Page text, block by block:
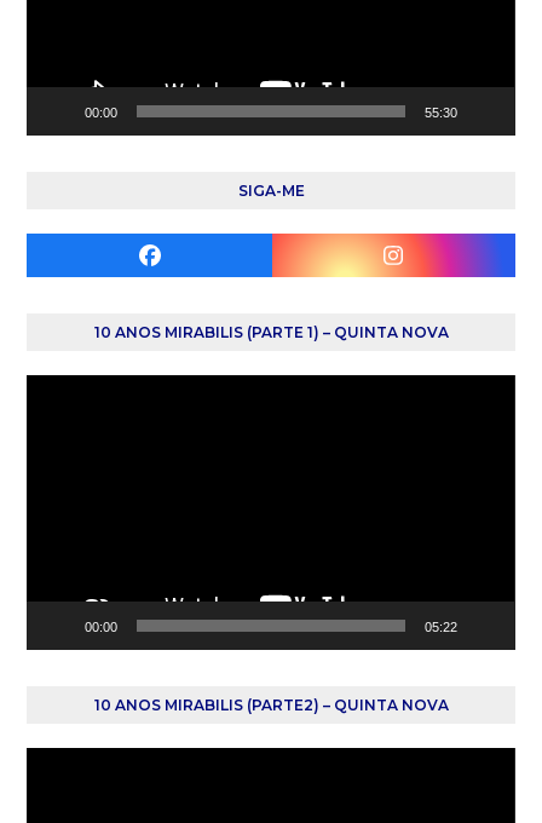
00:00 55:30
SIGA-ME
Facebook Instagram
10 ANOS MIRABILIS (PARTE 1) – QUINTA NOVA
00:00 05:22
10 ANOS MIRABILIS (PARTE2) – QUINTA NOVA